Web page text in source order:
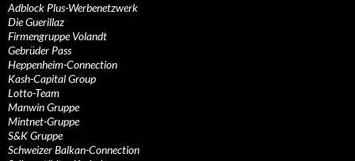
Adblock Plus-Werbenetzwerk
Die Guerillaz
Firmengruppe Volandt
Gebrüder Pass
Heppenheim-Connection
Kash-Capital Group
Lotto-Team
Manwin Gruppe
Mintnet-Gruppe
S&K Gruppe
Schweizer Balkan-Connection